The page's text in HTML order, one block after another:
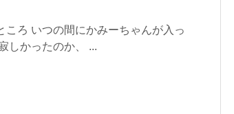
ろ いつの間にかみーちゃんが入っ
しかったのか、 ...